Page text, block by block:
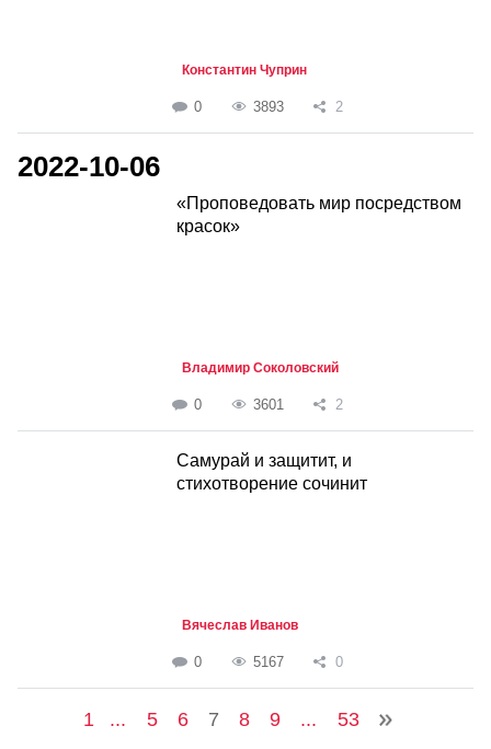
Константин Чуприн
0 3893 2
2022-10-06
«Проповедовать мир посредством
красок»
Владимир Соколовский
0 3601 2
Самурай и защитит, и
стихотворение сочинит
Вячеслав Иванов
0 5167 0
1 ... 5 6 7 8 9 ... 53